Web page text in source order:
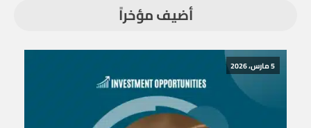
أضيف مؤخراً
5 مارس، 2026